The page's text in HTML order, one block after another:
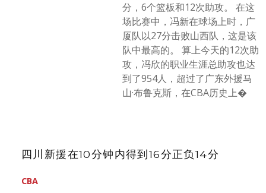
分，6个篮板和12次助攻。 在这
场比赛中，冯新在球场上时，广
厦队以27分击败山西队，这是该
队中最高的。 算上今天的12次助
攻，冯欣的职业生涯总助攻也达
到了954人，超过了广东外援马
山·布鲁克斯，在CBA历史上�
四川新援在10分钟内得到16分正负14分
CBA